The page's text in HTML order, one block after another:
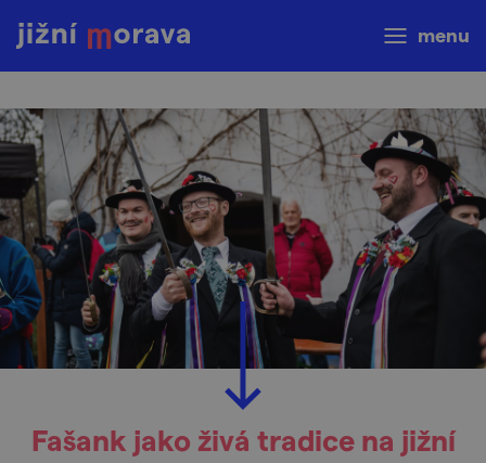
menu
Fašank jako živá tradice na jižní